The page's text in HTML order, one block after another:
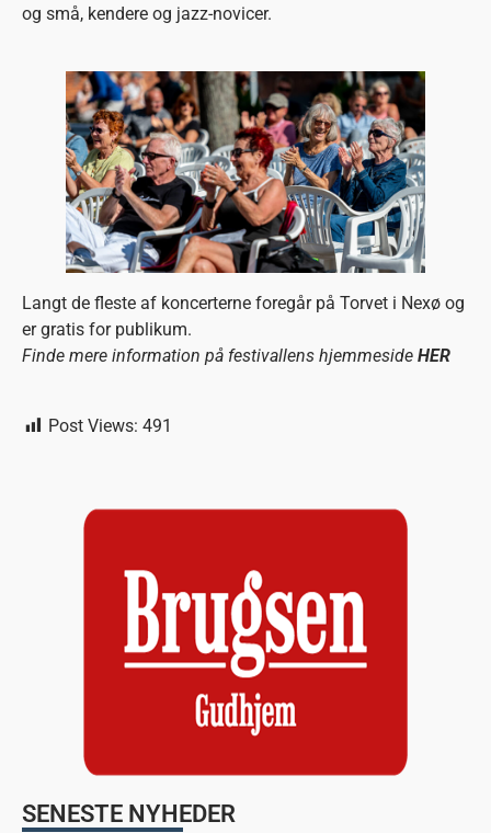
og små, kendere og jazz-novicer.
Langt de fleste af koncerterne foregår på Torvet i Nexø og
er gratis for publikum.
Finde mere information på festivallens hjemmeside HER
Post Views: 491
SENESTE NYHEDER